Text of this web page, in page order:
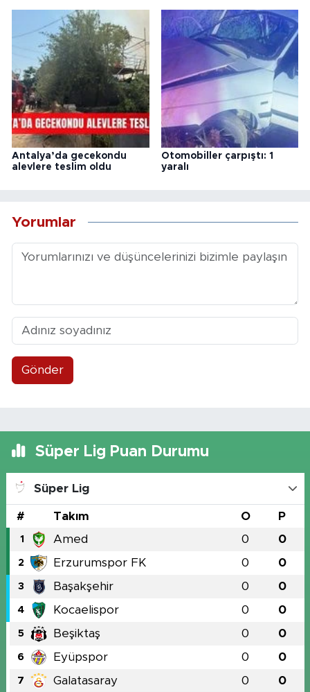
Antalya’da gecekondu
alevlere teslim oldu
Otomobiller çarpıştı: 1
yaralı
Yorumlar
Gönder
Süper Lig Puan Durumu
Süper Lig
# Takım O P
1 Amed 0 0
2 Erzurumspor FK 0 0
3 Başakşehir 0 0
4 Kocaelispor 0 0
5 Beşiktaş 0 0
6 Eyüpspor 0 0
7 Galatasaray 0 0